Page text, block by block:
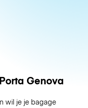
Genova
wil je je bagage